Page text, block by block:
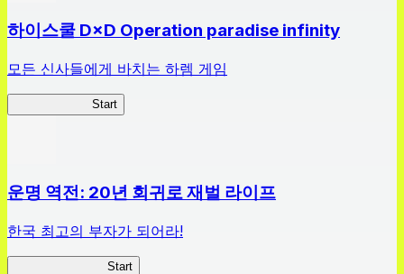
하이스쿨 D×D Operation paradise infinity
모든 신사들에게 바치는 하렘 게임
Start
운명 역전: 20년 회귀로 재벌 라이프
한국 최고의 부자가 되어라!
Start